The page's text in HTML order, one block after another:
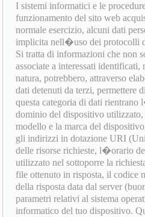
I sistemi informatici e le
funzionamento del sito web
normale esercizio, alcuni dati
implicita nell�uso dei protocolli
Si tratta di informazioni che non
associate a interessati identificati,
natura, potrebbero, attraverso
dati detenuti da terzi, permettere
questa categoria di dati
dominio del dispositivo
modello e la marca del
gli indirizzi in dotazione URI
delle risorse richieste, l�orario
utilizzato nel sottoporre la
file ottenuto in risposta, il codice
della risposta data dal server
parametri relativi al sistema
informatico del tuo dispositivo.